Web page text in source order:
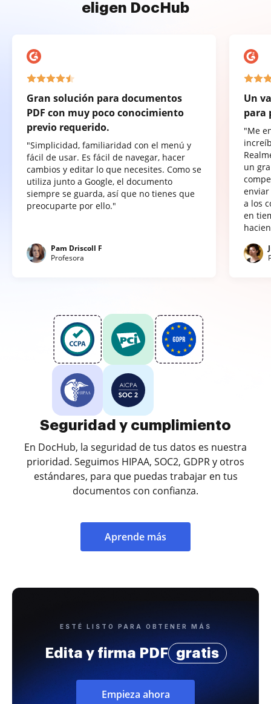
eligen DocHub
Gran solución para documentos
PDF con muy poco conocimiento
previo requerido.
"Simplicidad, familiaridad con el menú y
fácil de usar. Es fácil de navegar, hacer
cambios y editar lo que necesites. Como se
utiliza junto a Google, el documento
siempre se guarda, así que no tienes que
preocuparte por ello."
Pam Driscoll F
Profesora
Un
para
"Me
un
a los
en
Seguridad y cumplimiento
En DocHub, la seguridad de tus datos es nuestra
prioridad. Seguimos HIPAA, SOC2, GDPR y otros
estándares, para que puedas trabajar en tus
documentos con confianza.
Aprende más
ESTÉ LISTO PARA OBTENER MÁS
Edita y firma PDF gratis
Empieza ahora